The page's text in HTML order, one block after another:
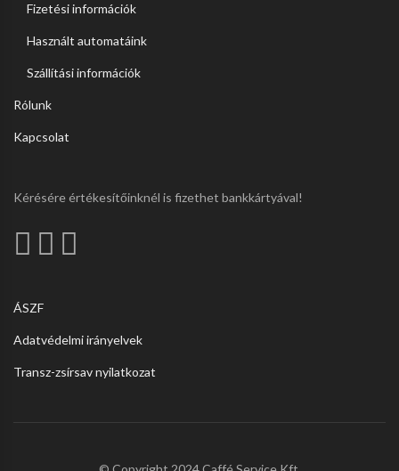
Fizetési információk
Használt automatáink
Szállítási információk
Rólunk
Kapcsolat
Kérésére értékesítőinknél is fizethet bankkártyával!
ÁSZF
Adatvédelmi irányelvek
Transz-zsírsav nyilatkozat